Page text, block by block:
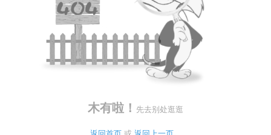
木有啦！ 先去别处逛逛